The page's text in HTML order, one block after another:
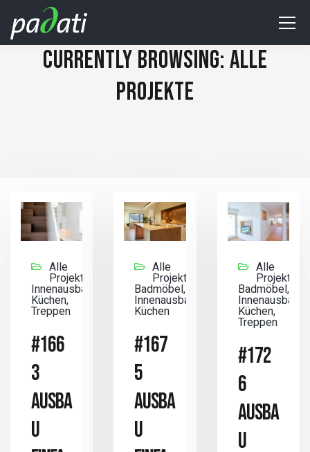
CURRENTLY BROWSING: ALLE
PROJEKTE
Alle
Projekte,
Innenausbau,
Küchen,
Treppen
#166
3
AUSBA
U
Alle
Projekte,
Badmöbel,
Innenausbau,
Küchen
#167
5
AUSBA
U
Alle
Projekte,
Badmöbel,
Innenausbau,
Küchen,
Treppen
#172
6
AUSBA
U